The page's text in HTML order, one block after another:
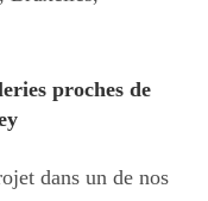
proches de
dans un de nos